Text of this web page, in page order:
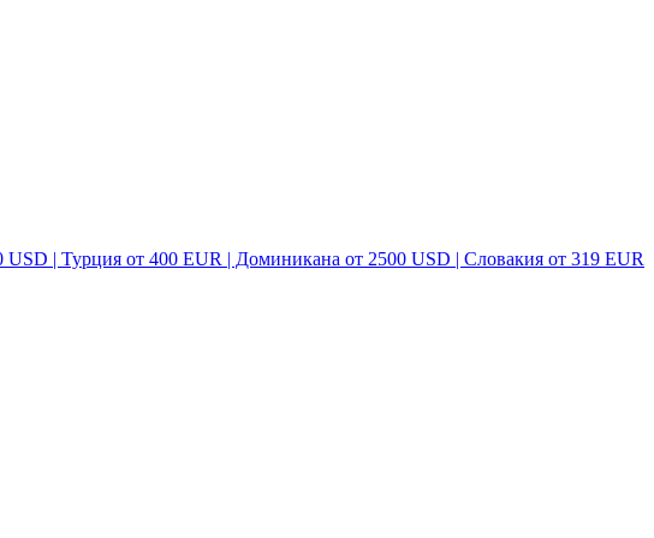
| Турция от 400 EUR | Доминикана от 2500 USD | Словакия от 319 EUR